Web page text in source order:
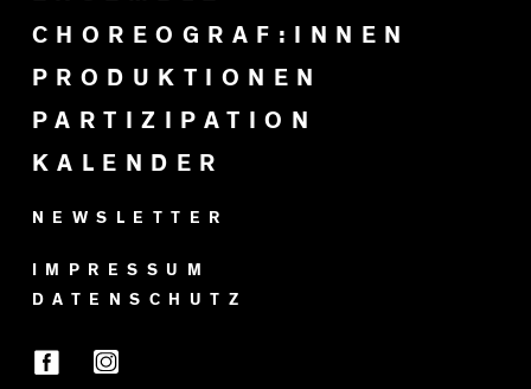
CHOREOGRAF:INNEN
PRODUKTIONEN
PARTIZIPATION
KALENDER
NEWSLETTER
IMPRESSUM
DATENSCHUTZ